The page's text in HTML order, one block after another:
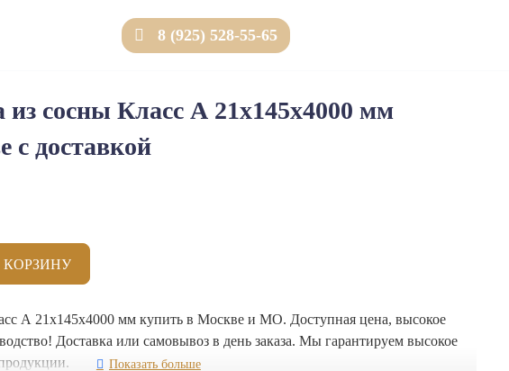
8 (925) 528-55-65
сосны Класс А 21x145x4000 мм
с доставкой
КОРЗИНУ
А 21x145x4000 мм купить в Москве и МО. Доступная цена, высокое
Доставка или самовывоз в день заказа. Мы гарантируем высокое